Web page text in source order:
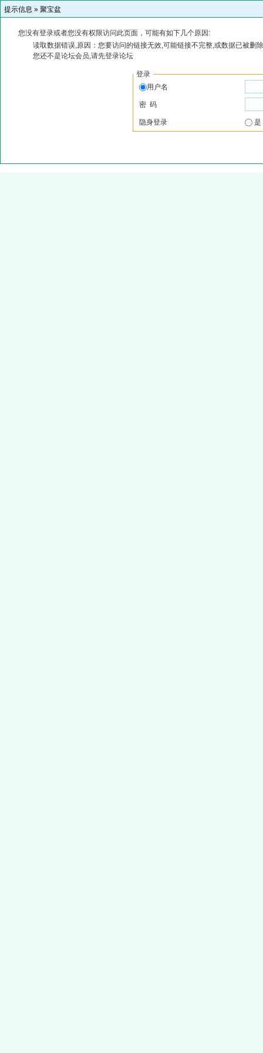
提示信息 » 聚宝盆
您没有登录或者您没有权限访问此页面，可能有如下几个原因:
读取数据错误,原因：您要访问的链接无效,可能链接不完整,或数据已被删
您还不是论坛会员,请先登录论坛
登录
用户名
密 码
隐身登录